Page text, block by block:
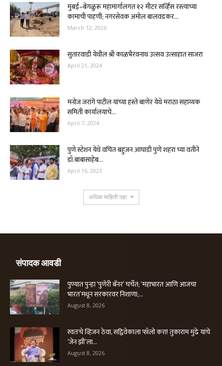
मुंबई–बेंगळुरू महामार्गालगत १२ मीटर सर्व्हिस रस्त्याच्या
कामाची पाहणी; नगरसेवक अमोल बालवडकर...
March 12, 2026
सुतारवाडी येथील श्री काळभैरवनाथ उत्सव उत्साहात साजरा
April 21, 2024
मनोज जरांगे पाटील यांच्या हस्ते बाणेर येथे मराठा सहाय्यक
समिती कार्यालयाचे...
April 7, 2024
पुणे स्टेशन येथे वंचित बहुजन आघाडी पुणे शहरा च्या वतीने
डॉ.बाबासाहेब...
April 16, 2023
अधिक माहिती पहा
संपादक आवडी
पुण्यात पुन्हा ‘पुणेरी बॅनर’ चर्चेत; ‘महाभारत आणि आजचा
भारत’मधून सरकारवर निशाणा;...
August 8, 2026
स्वतःचे व्हिजन ठेवा, सद्विवेकाला फॉलो करा! तुकाराम मुंढे यांचे
‘जेन झी’ला...
August 8, 2026